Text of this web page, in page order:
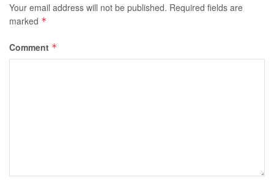
Your email address will not be published. Required fields are
marked *
Comment *